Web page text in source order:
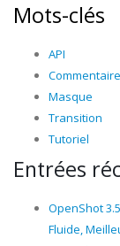
Mots-clés
API
Masque
Transition
Tutoriel
Entrées
OpenShot
Fluide,